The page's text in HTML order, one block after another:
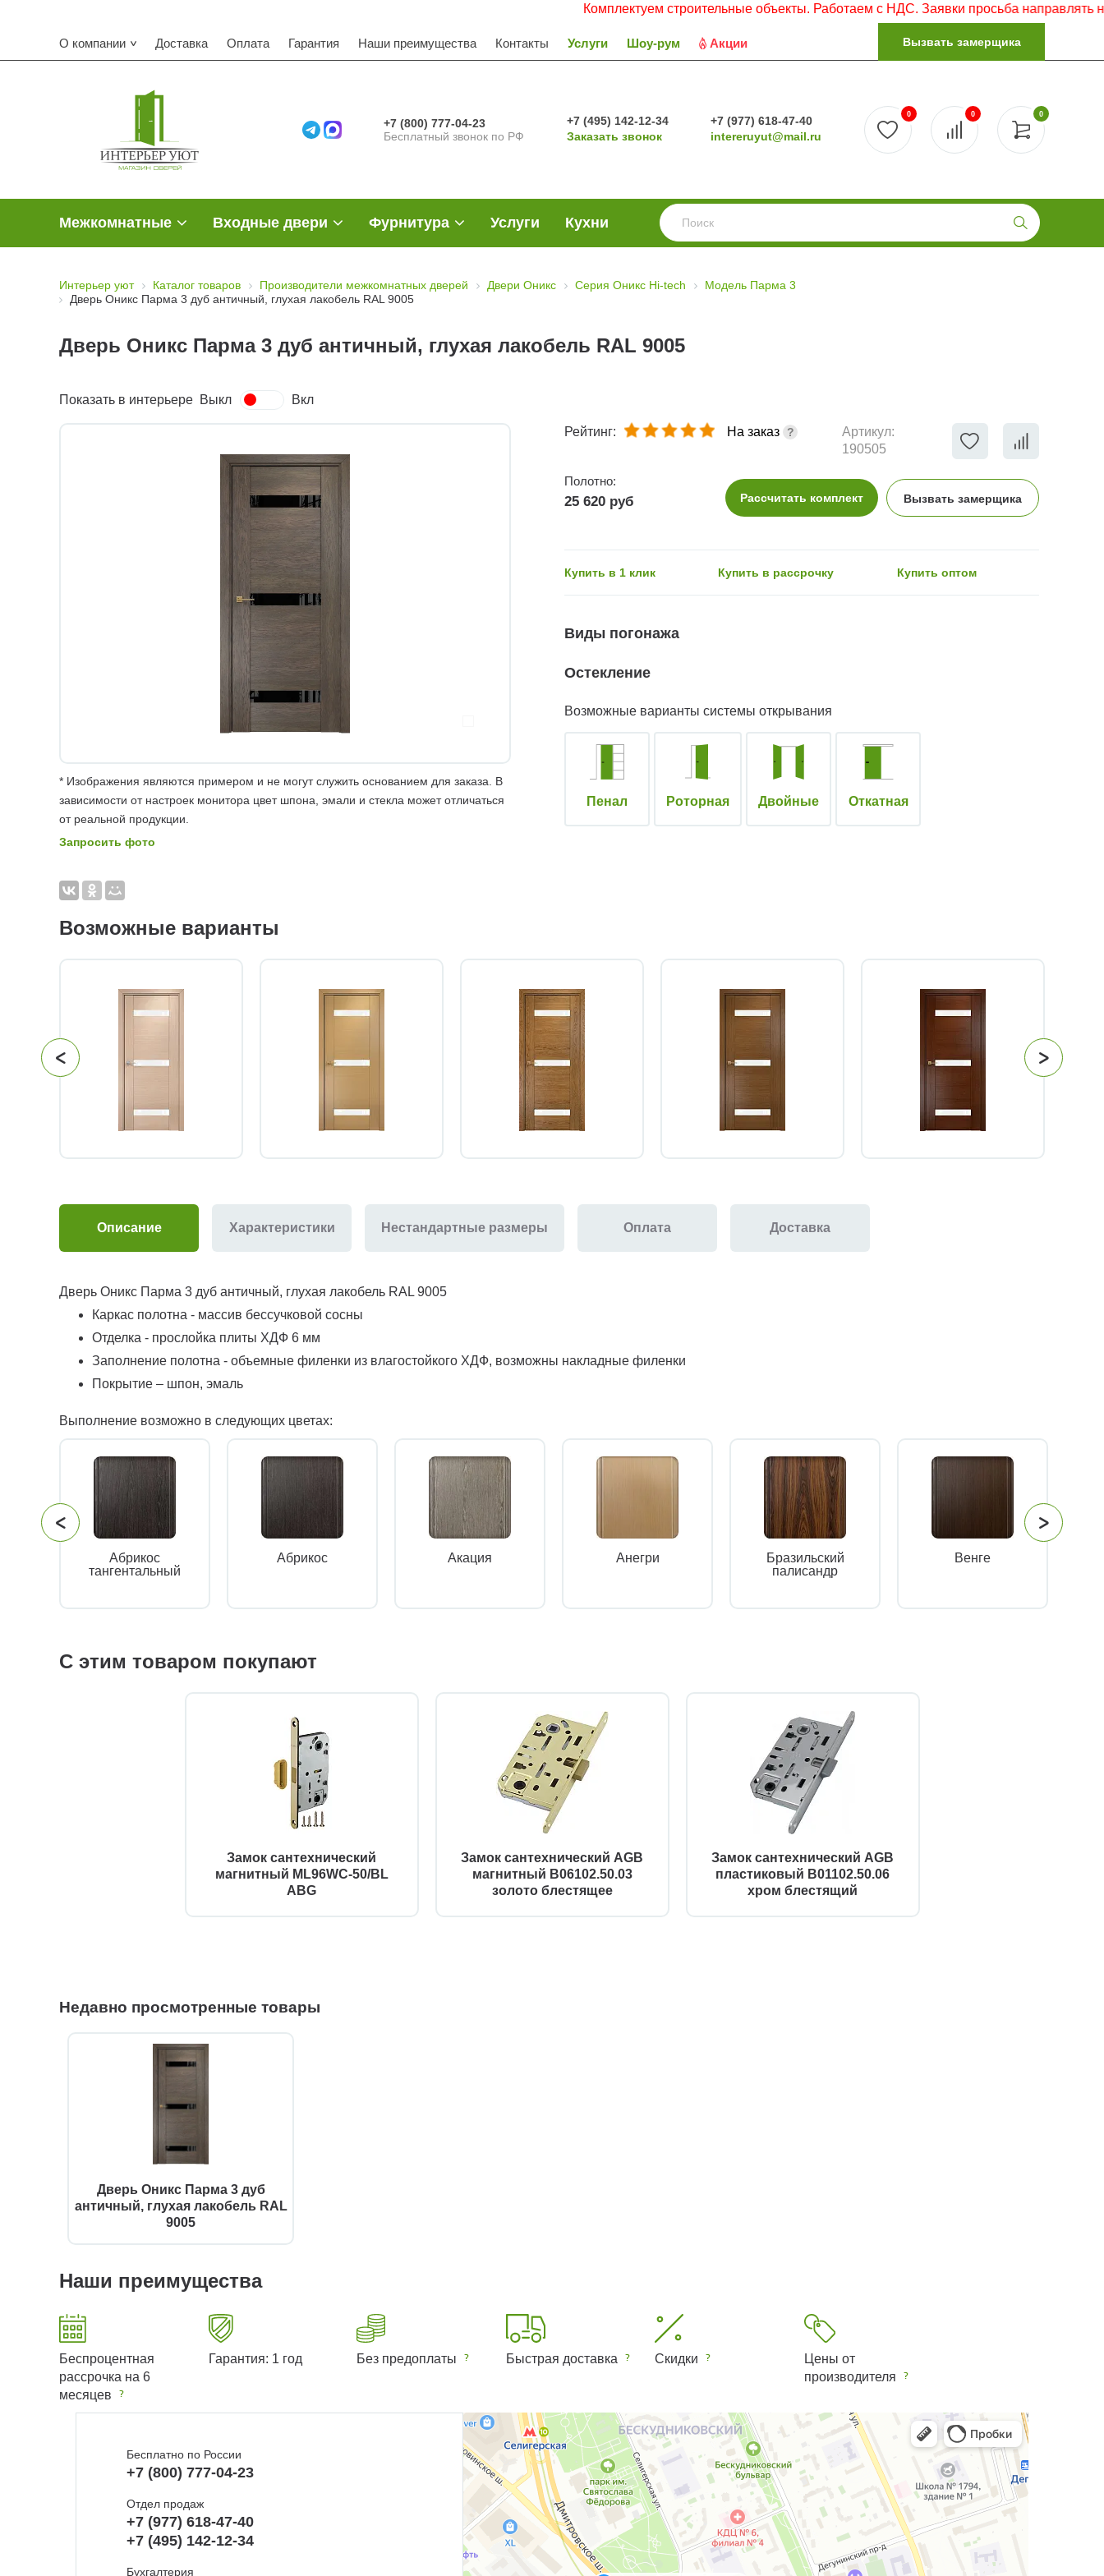
Комплектуем строительные объекты. Работаем с НДС. Заявки просьба направлять на
О компании Доставка Оплата Гарантия Наши преимущества Контакты Услуги Шоу-рум Акции Вызвать замерщика
+7 (800) 777-04-23
Бесплатный звонок по РФ
+7 (495) 142-12-34
Заказать звонок
+7 (977) 618-47-40
intereruyut@mail.ru
0
0 0
Межкомнатные Входные двери Фурнитура Услуги Кухни
Интерьер уют Каталог товаров Производители межкомнатных дверей Двери Оникс Серия Оникс Hi-tech
Модель Парма 3
Дверь Оникс Парма 3 дуб античный, глухая лакобель RAL 9005
Дверь Оникс Парма 3 дуб античный, глухая лакобель RAL 9005
Показать в интерьере Выкл Вкл
* Изображения являются примером и не могут служить основанием для заказа. В
зависимости от настроек монитора цвет шпона, эмали и стекла может отличаться
от реальной продукции.
Запросить фото
Рейтинг: На заказ
Артикул:
190505
Полотно:
25 620 руб Рассчитать комплект Вызвать замерщика
Купить в 1 клик Купить в рассрочку Купить оптом
Виды погонажа
Остекление
Возможные варианты системы открывания
Пенал Роторная Двойные Откатная
Возможные варианты
Описание Характеристики Нестандартные размеры Оплата Доставка
Дверь Оникс Парма 3 дуб античный, глухая лакобель RAL 9005
Каркас полотна - массив бессучковой сосны
Отделка - прослойка плиты ХДФ 6 мм
Заполнение полотна - объемные филенки из влагостойкого ХДФ, возможны накладные филенки
Покрытие – шпон, эмаль
Выполнение возможно в следующих цветах:
Абрикос
тангентальный
Абрикос Акация Анегри
Бразильский
палисандр
Венге
С этим товаром покупают
Замок сантехнический
магнитный ML96WC-50/BL
ABG
Замок сантехнический AGB
магнитный B06102.50.03
золото блестящее
Замок сантехнический AGB
пластиковый B01102.50.06
хром блестящий
Недавно просмотренные товары
Дверь Оникс Парма 3 дуб
античный, глухая лакобель RAL
9005
Наши преимущества
Беспроцентная
рассрочка на 6
месяцев
Гарантия: 1 год Без предоплаты Быстрая доставка Скидки
Цены от
производителя
Бесплатно по России
+7 (800) 777-04-23
Отдел продаж
+7 (977) 618-47-40
+7 (495) 142-12-34
Бухгалтерия